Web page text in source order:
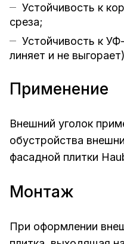
Устойчивость к
среза;
Устойчивость к
линяет и не
Применение
Внешний уголок
обустройства
фасадной плитки
Монтаж
При оформлении